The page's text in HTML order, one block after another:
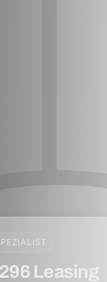
Leasing